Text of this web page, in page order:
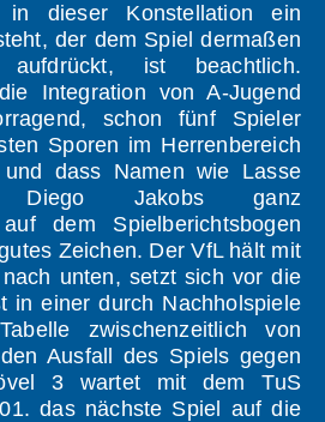
in dieser Konstellation ein
der dem Spiel dermaßen
ist beachtlich.
Integration von A-Jugend
schon fünf Spieler
Sporen im Herrenbereich
dass Namen wie Lasse
Diego Jakobs ganz
dem Spielberichtsbogen
Zeichen. Der VfL hält mit
unten, setzt sich vor die
in einer durch Nachholspiele
zwischenzeitlich von
Ausfall des Spiels gegen
3 wartet mit dem TuS
das nächste Spiel auf die